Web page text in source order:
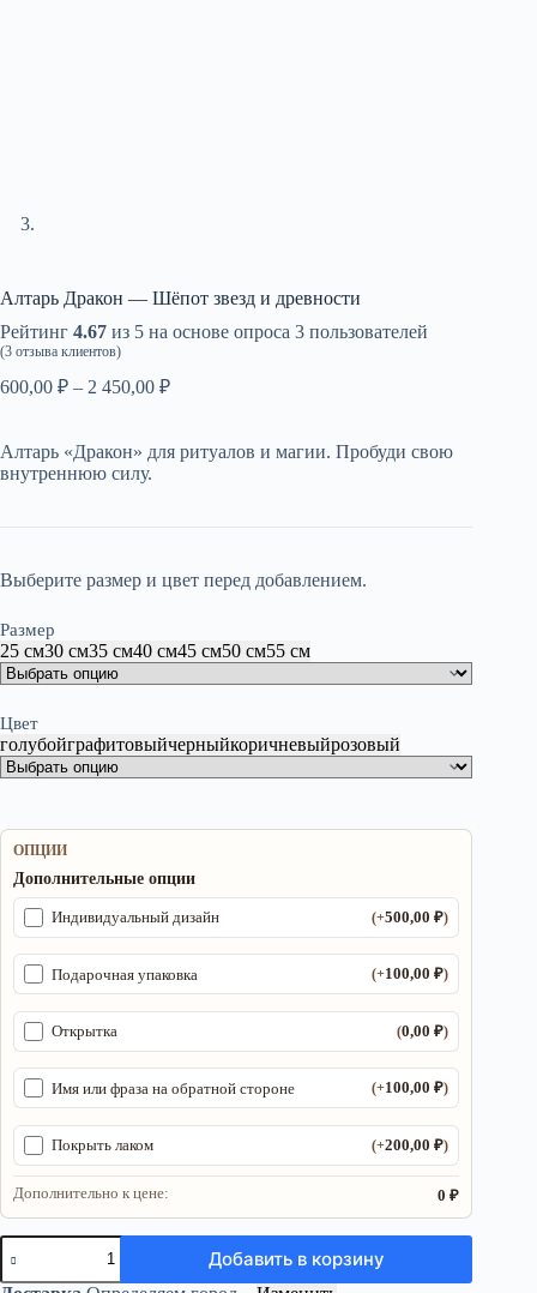
Алтарь Дракон — Шёпот звезд и древности
Рейтинг 4.67 из 5 на основе опроса 3 пользователей
(3 отзыва клиентов)
600,00 ₽ – 2 450,00 ₽Диапазон
–
Алтарь «Дракон» для ритуалов и магии. Пробуди свою
внутреннюю силу.
Выберите размер и цвет перед добавлением.
Размер
25 см30 см35 см40 см45 см50 см55 см
Цвет
голубойграфитовыйчерныйкоричневыйрозовый
ОПЦИИ
Дополнительные опции
Индивидуальный дизайн (+500,00₽)
Подарочная упаковка (+100,00₽)
Открытка (0,00₽)
Имя или фраза на обратной стороне (+100,00₽)
Покрыть лаком (+200,00₽)
Дополнительно к цене: 0 ₽
Количество
товара
Алтарь
Добавить в корзину